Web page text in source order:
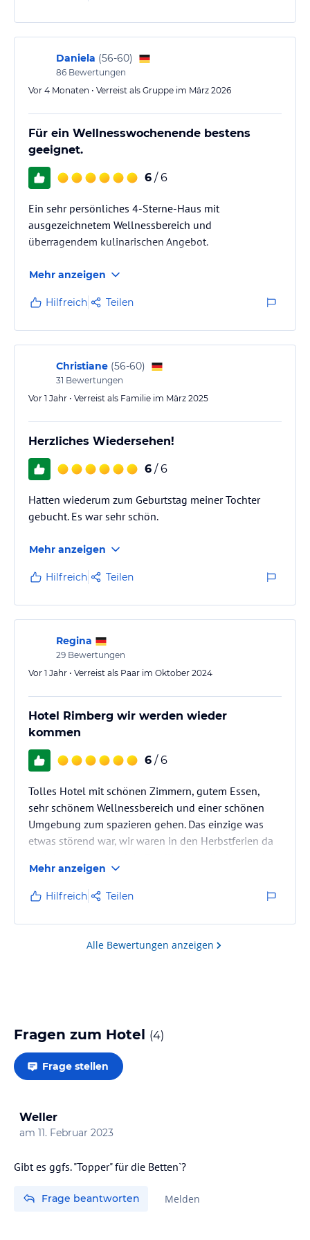
einem Hallenbad, einem Fitnessraum und einem
Spabereich wo man Massagen,
Gesichtsbehandlungen etc. dazu buchen kann. Das
Personal ist sehr freundlich und das Essen ist top.…
Daniela (56-60)
86 Bewertungen
Vor 4 Monaten • Verreist als Gruppe im März 2026
Für ein Wellnesswochenende bestens
geeignet.
6 / 6
Ein sehr persönliches 4-Sterne-Haus mit
ausgezeichnetem Wellnessbereich und
überragendem kulinarischen Angebot.
Mehr anzeigen
Hilfreich Teilen
Christiane (56-60)
31 Bewertungen
Vor 1 Jahr • Verreist als Familie im März 2025
Herzliches Wiedersehen!
6 / 6
Hatten wiederum zum Geburtstag meiner Tochter
gebucht. Es war sehr schön.
Mehr anzeigen
Hilfreich Teilen
Regina
29 Bewertungen
Vor 1 Jahr • Verreist als Paar im Oktober 2024
Hotel Rimberg wir werden wieder
kommen
6 / 6
Tolles Hotel mit schönen Zimmern, gutem Essen,
sehr schönem Wellnessbereich und einer schönen
Umgebung zum spazieren gehen. Das einzige was
etwas störend war, wir waren in den Herbstferien da
die haben im Schwimmbad sehr viel krach gemacht
und die Eltern haben nicht einmal gesagt das sie
etwas leiser sein sollen. Wir haben selber Kinder aber
wenn man in einem Wellnesshotel im Schwimmbad
ist können Kinder natürlich planschen und lachen,
Mehr anzeigen
Hilfreich Teilen
Alle Bewertungen anzeigen
Fragen zum Hotel (4)
Frage stellen
Weller
am 11. Februar 2023
Frage beantworten Melden